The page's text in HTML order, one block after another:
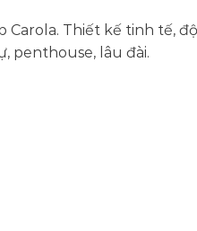
Carola. Thiết kế tinh tế,
penthouse, lâu đài.